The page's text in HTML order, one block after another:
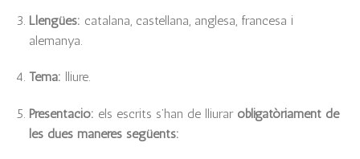
Llengües: catalana, castellana, anglesa, francesa i
alemanya.
Tema: lliure.
Presentació: els escrits s’han de lliurar obligatòriament de
les dues maneres següents: